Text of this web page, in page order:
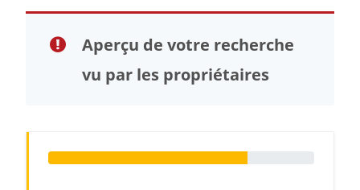
Aperçu de votre recherche
vu par les propriétaires